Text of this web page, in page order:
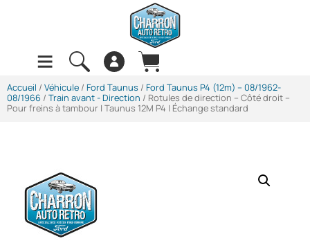
Accueil / Véhicule / Ford Taunus / Ford Taunus P4 (12m) -- 08/1962-
08/1966 / Train avant - Direction / Rotules de direction – Côté droit –
Pour freins à tambour | Taunus 12M P4 | Échange standard